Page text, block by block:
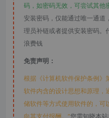
码，如密码无效，可尝试其他
安装密码，仅能通过唯一通道
理员补链或者提供安装密码。
浪费钱
免责声明：
根据《计算机软件保护条例》
软件内含的设计思想和原理，
储软件等方式使用软件的，可
向其支付报酬。”您需知晓本